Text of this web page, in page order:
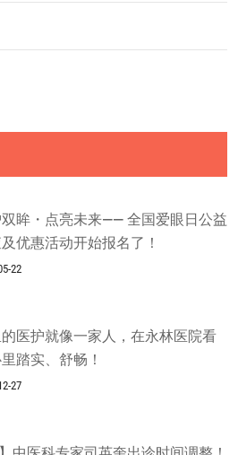
眸・点亮未来—— 全国爱眼日公益
优惠活动开始报名了！
22
医护就像一家人，在永林医院看
踏实、舒畅！
27